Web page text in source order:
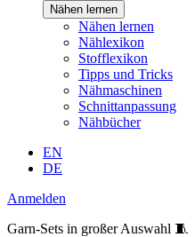
Nähen lernen
Nähen lernen
Nählexikon
Stofflexikon
Tipps und Tricks
Nähmaschinen
Schnittanpassung
Nähbücher
EN
DE
Anmelden
Garn-Sets in großer Auswahl 🧵